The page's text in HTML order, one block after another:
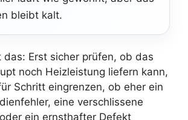
bleibt kalt.
das: Erst sicher prüfen, ob das
noch Heizleistung liefern kann,
Schritt eingrenzen, ob eher ein
eine verschlissene
ein ernsthafter Defekt